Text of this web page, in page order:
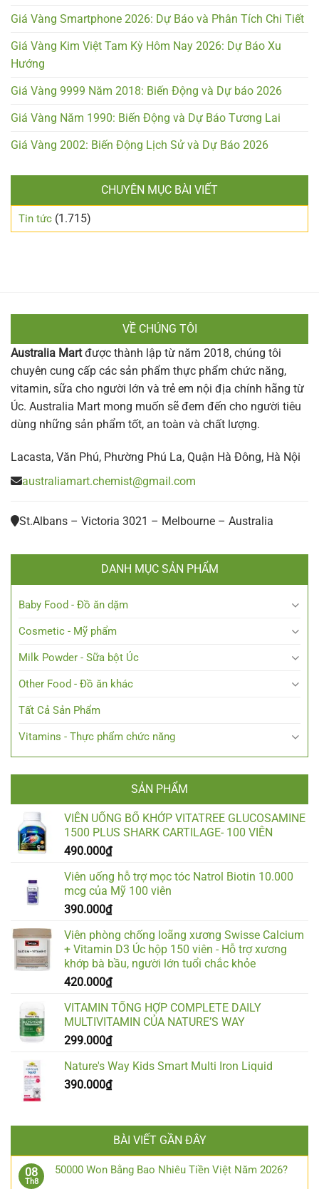
Giá Vàng Smartphone 2026: Dự Báo và Phân Tích Chi Tiết
Giá Vàng Kim Việt Tam Kỳ Hôm Nay 2026: Dự Báo Xu
Hướng
Giá Vàng 9999 Năm 2018: Biến Động và Dự báo 2026
Giá Vàng Năm 1990: Biến Động và Dự Báo Tương Lai
Giá Vàng 2002: Biến Động Lịch Sử và Dự Báo 2026
CHUYÊN MỤC BÀI VIẾT
Tin tức (1.715)
VỀ CHÚNG TÔI
Australia Martđược thành lập từ năm 2018, chúng tôi
chuyên cung cấp các sản phẩm thực phẩm chức năng,
vitamin, sữa cho người lớn và trẻ em nội địa chính hãng từ
Úc. Australia Mart mong muốn sẽ đem đến cho người tiêu
dùng những sản phẩm tốt, an toàn và chất lượng.
Lacasta, Văn Phú, Phường Phú La, Quận Hà Đông, Hà Nội
australiamart.chemist@gmail.com
St.Albans – Victoria 3021 – Melbourne – Australia
DANH MỤC SẢN PHẨM
Baby Food - Đồ ăn dặm
Cosmetic - Mỹ phẩm
Milk Powder - Sữa bột Úc
Other Food - Đồ ăn khác
Tất Cả Sản Phẩm
Vitamins - Thực phẩm chức năng
SẢN PHẨM
VIÊN UỐNG BỔ KHỚP VITATREE GLUCOSAMINE
1500 PLUS SHARK CARTILAGE- 100 VIÊN
490.000₫
Viên uống hỗ trợ mọc tóc Natrol Biotin 10.000
mcg của Mỹ 100 viên
390.000₫
Viên phòng chống loãng xương Swisse Calcium
+ Vitamin D3 Úc hộp 150 viên - Hỗ trợ xương
khớp bà bầu, người lớn tuổi chắc khỏe
420.000₫
VITAMIN TỔNG HỢP COMPLETE DAILY
MULTIVITAMIN CỦA NATURE’S WAY
299.000₫
Nature's Way Kids Smart Multi Iron Liquid
390.000₫
BÀI VIẾT GẦN ĐÂY
08
Th8
50000 Won Bằng Bao Nhiêu Tiền Việt Năm 2026?